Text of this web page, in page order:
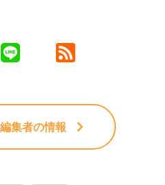
集者の情報